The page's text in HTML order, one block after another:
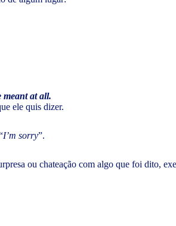
meant at all.
ele quis dizer.
I’m sorry”.
ou chateação com algo que foi dito,